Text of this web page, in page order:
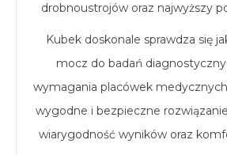
drobnoustrojów oraz najwyższy
Kubek doskonale sprawdza się
mocz do badań
wymagania placówek
wygodne i bezpieczne
wiarygodność wyników oraz